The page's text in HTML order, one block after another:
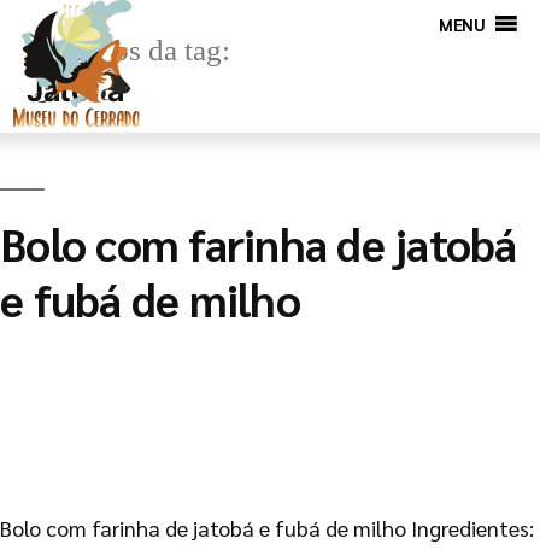
MENU
Arquivos da tag:
Jatobá
Bolo com farinha de jatobá
e fubá de milho
Bolo com farinha de jatobá e fubá de milho Ingredientes: